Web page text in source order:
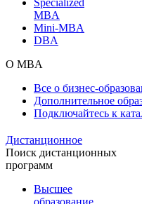
MBA
Mini-MBA
DBA
О MBA
Все о бизнес-
Дополнительное
Подключайтесь к
Дистанционное
Поиск дистанционных
программ
Высшее
образование